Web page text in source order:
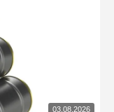
03.08.2026